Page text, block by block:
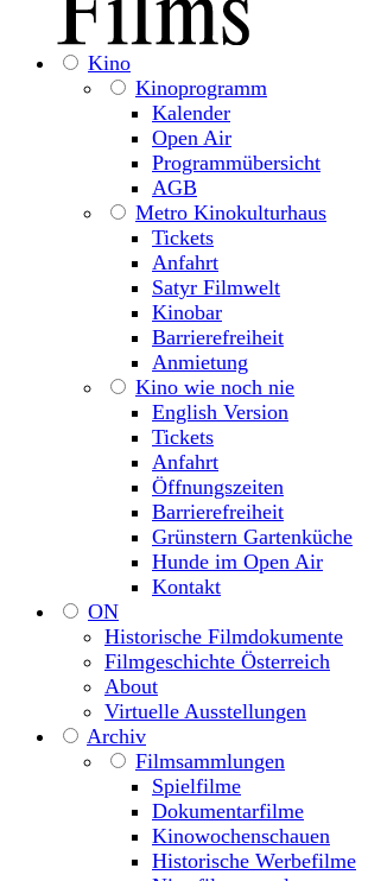
Kino
Kinoprogramm
Kalender
Open Air
Programmübersicht
AGB
Metro Kinokulturhaus
Tickets
Anfahrt
Satyr Filmwelt
Kinobar
Barrierefreiheit
Anmietung
Kino wie noch nie
English Version
Tickets
Anfahrt
Öffnungszeiten
Barrierefreiheit
Grünstern Gartenküche
Hunde im Open Air
Kontakt
ON
Historische Filmdokumente
Filmgeschichte Österreich
About
Virtuelle Ausstellungen
Archiv
Filmsammlungen
Spielfilme
Dokumentarfilme
Kinowochenschauen
Historische Werbefilme